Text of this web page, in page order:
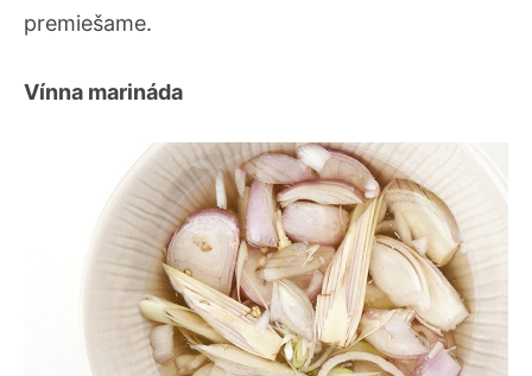
premiešame.
Vínna marináda